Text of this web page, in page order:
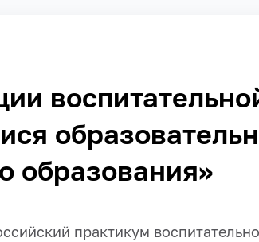
образования»
практикум